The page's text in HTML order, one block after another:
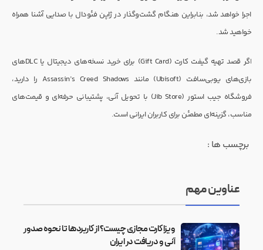
اجرا خواهد شد، بنابراین هنگام گشت‌وگذار در ژاپن فئودال با صدایی آشنا همراه
خواهید شد.
اگر قصد تهیه گیفت کارت (Gift Card) برای خرید نسخه‌های دیجیتال یا DLCهای
بازی‌های یوبی‌سافت (Ubisoft) مانند Assassin’s Creed Shadows را دارید،
فروشگاه جیب استور (Jib Store) با تحویل آنی، پشتیبانی حرفه‌ای و قیمت‌های
مناسب، گزینه‌ای مطمئن برای کاربران ایرانی است.
برچسب ها :
عناوین مهم
ویزا کارت مجازی چیست؟ از کاربردها تا نحوه صدور
آنی و دریافت در ایران